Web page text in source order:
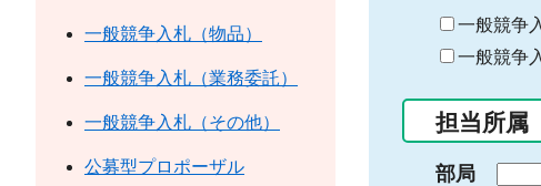
一般競争
一般競争
担当所属
部局
一般競争入札（物品）
一般競争入札（業務委託）
一般競争入札（その他）
公募型プロポーザル